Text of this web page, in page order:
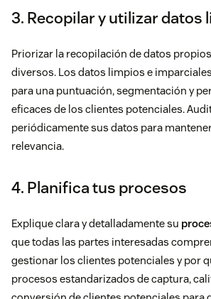
3. Recopilar y utilizar datos
Priorizar la recopilación de datos
diversos. Los datos limpios e
para una puntuación, segmentación y
eficaces de los clientes potenciales.
periódicamente sus datos para
relevancia.
4. Planifica tus procesos
Explique clara y detalladamente su
que todas las partes interesadas
gestionar los clientes potenciales y por
procesos estandarizados de captura,